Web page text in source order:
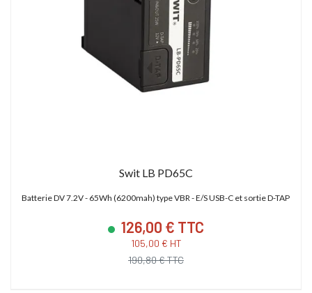
Swit LB PD65C
Batterie DV 7.2V - 65Wh (6200mah) type VBR - E/S USB-C et sortie D-TAP
126,00 € TTC
105,00 € HT
190,80 € TTC